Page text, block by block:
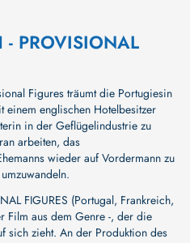
- PROVISIONAL
Figures träumt die Portugiesin
einem englischen Hotelbesitzer
in der Geflügelindustrie zu
arbeiten, das
wieder auf Vordermann zu
FIGURES (Portugal, Frankreich,
Film aus dem Genre -, der die
sich zieht. An der Produktion des